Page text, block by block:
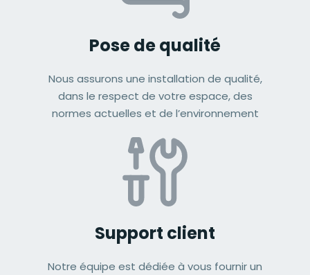
Pose de qualité
Nous assurons une installation de qualité,
dans le respect de votre espace, des
normes actuelles et de l’environnement
Support client
Notre équipe est dédiée à vous fournir un